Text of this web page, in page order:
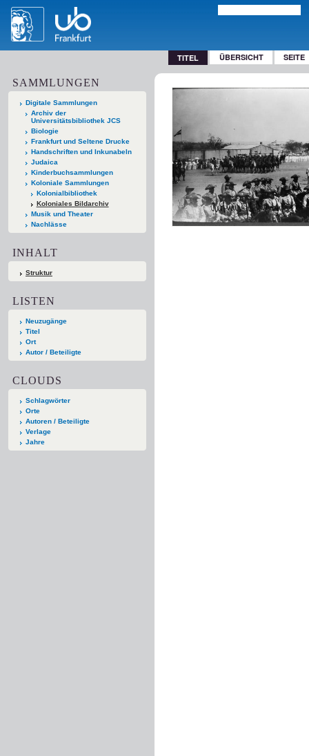
TITEL ÜBERSICHT SEITE
SAMMLUNGEN
Digitale Sammlungen
Archiv der
Universitätsbibliothek JCS
Biologie
Frankfurt und Seltene Drucke
Handschriften und Inkunabeln
Judaica
Kinderbuchsammlungen
Koloniale Sammlungen
Kolonialbibliothek
Koloniales Bildarchiv
Musik und Theater
Nachlässe
INHALT
Struktur
LISTEN
Neuzugänge
Titel
Ort
Autor / Beteiligte
CLOUDS
Schlagwörter
Orte
Autoren / Beteiligte
Verlage
Jahre